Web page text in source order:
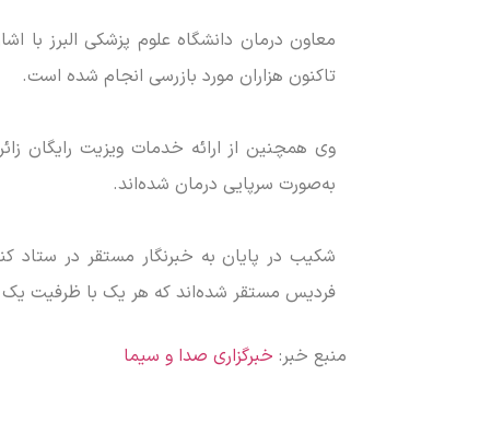
معاون درمان دانشگاه علوم پزشکی البرز با
تاکنون هزاران مورد بازرسی انجام شده است.
وی همچنین از ارائه خدمات ویزیت رایگان
به‌صورت سرپایی درمان شده‌اند.
شکیب در پایان به خبرنگار مستقر در ستاد
فردیس مستقر شده‌اند که هر یک با ظرفیت یک
منبع خبر: خبرگزاری صدا و سیما